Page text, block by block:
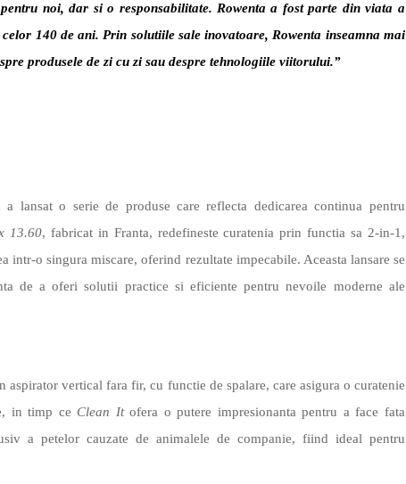
noi, dar si o responsabilitate. Rowenta a fost parte din viata a
140 de ani. Prin solutiile sale inovatoare, Rowenta inseamna mai
produsele de zi cu zi sau despre tehnologiile viitorului.”
a lansat o serie de produse care reflecta dedicarea continua pentru
13.60, fabricat in Franta, redefineste curatenia prin functia sa 2-in-1,
intr-o singura miscare, oferind rezultate impecabile. Aceasta lansare se
de a oferi solutii practice si eficiente pentru nevoile moderne ale
aspirator vertical fara fir, cu functie de spalare, care asigura o curatenie
in timp ce Clean Itofera o putere impresionanta pentru a face fata
a petelor cauzate de animalele de companie, fiind ideal pentru